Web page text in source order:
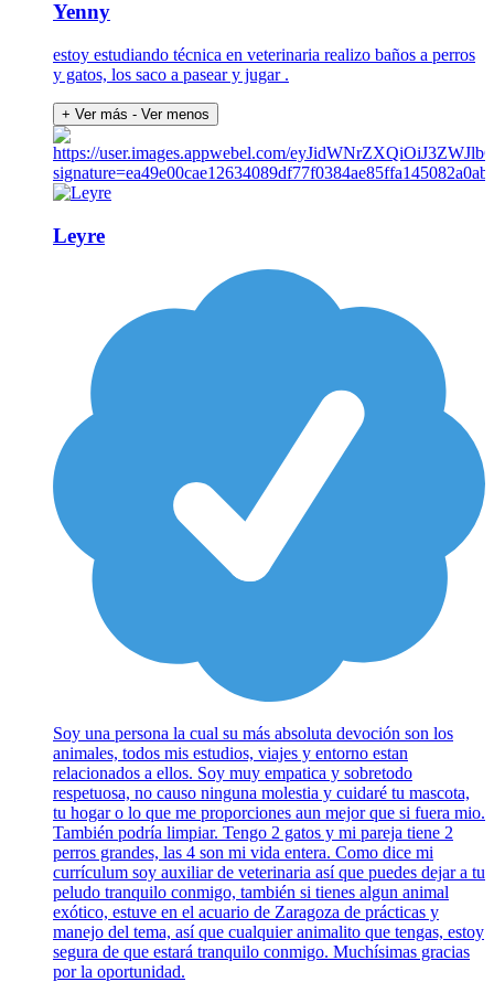
Yenny
estoy estudiando técnica en veterinaria realizo baños a perros
y gatos, los saco a pasear y jugar .
+ Ver más - Ver menos
Leyre
Soy una persona la cual su más absoluta devoción son los
animales, todos mis estudios, viajes y entorno estan
relacionados a ellos. Soy muy empatica y sobretodo
respetuosa, no causo ninguna molestia y cuidaré tu mascota,
tu hogar o lo que me proporciones aun mejor que si fuera mio.
También podría limpiar. Tengo 2 gatos y mi pareja tiene 2
perros grandes, las 4 son mi vida entera. Como dice mi
currículum soy auxiliar de veterinaria así que puedes dejar a tu
peludo tranquilo conmigo, también si tienes algun animal
exótico, estuve en el acuario de Zaragoza de prácticas y
manejo del tema, así que cualquier animalito que tengas, estoy
segura de que estará tranquilo conmigo. Muchísimas gracias
por la oportunidad.